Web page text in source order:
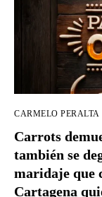
CARMELO PERALTA
Carrots
también se
maridaje que
Cartagena